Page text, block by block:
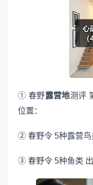
① 春野露营地测评
位置：
② 春野令 5种露营鸟
③ 春野令 5种鱼类 出